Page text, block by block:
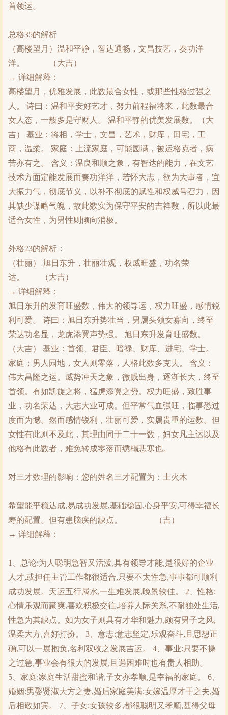
首领运。
总格35的解析
（高楼望月）温和平静，智达通畅，文昌技艺，奏功洋
洋。 （大吉）
→ 详细解释：
高楼望月，优雅发展，此数最合女性，或那些性格过强之
人。 诗曰：温和平安好艺才，努力前程福将来，此数最合
女人态，一般多是守财人。 温和平静的优美发展数。（大
吉） 基业：将相，学士，文昌，艺术，财库，田宅，工
商，温柔。 家庭：上流家庭，可能园满，被运格克者，病
苦亦有之。 含义：温良和顺之象，有智达的能力，在文艺
技术方面定能发展而奏功洋洋，若怀大志，欲为大事者，宜
大振力气，彻底节义，以补不彻底的赋性和权威号召力，因
其缺少谋略气魄，故此数实为保守平安的吉祥数，所以此最
适合女性，为男性则倾向消极。
外格23的解析：
（壮丽） 旭日东升，壮丽壮观，权威旺盛，功名荣
达。 （大吉）
→ 详细解释：
旭日东升的发育旺盛数，伟大的领导运，权力旺盛，感情锐
利可爱。 诗曰：旭日东升势壮当，男属头领女寡向，终至
荣达功名显，龙虎添翼声势强。 旭日东升发育旺盛数。
（大吉） 基业：首领、君臣、暗禄、财库、进宅、学士。
家庭；男人园地，女人则零落，人格此数多克夫。 含义：
伟大昌隆之运。威势冲天之象，微贱出身，逐渐长大，终至
首领。有如凯旋之将，猛虎添翼之势。权力旺盛，致胜事
业，功名荣达，大志大业可成。但平常气血强旺，临事恐过
度而为憾。然而感情锐利，壮丽可爱，实属贵重的运数。但
女性有此则不及此，其理由同于二十一数，妇女凡主运以及
他格有此数者，难免转成零落而绣榻悲寒也。
对三才数理的影响：您的姓名三才配置为：土火木
希望能平稳达成,易成功发展,基础稳固,心身平安,可得幸福长
寿的配置。但有患脑疾的缺点。 （吉）
→ 详细解释：
1、总论:为人聪明急智又活泼,具有领导才能,是很好的企业
人才,或担任主管工作都很适合,只要不太性急,事事都可顺利
成功发展。天运五行属水,一生难发展,晚景较佳。 2、性格:
心情乐观而豪爽,喜欢积极交往,培养人际关系,不耐独处生活,
性急为其缺点。如为女子则具有才华和魅力,颇有男子之风,
温柔大方,喜好打扮。 3、意志:意志坚定,乐观奋斗,且思想正
确,可以一展抱负,名利双收之发展吉运。 4、事业:只要不操
之过急,事业会有很大的发展,且遇困难时也有贵人相助。
5、家庭:家庭生活甜蜜和谐,子女亦孝顺,是幸福的家庭。 6、
婚姻:男娶贤淑大方之妻,婚后家庭美满;女嫁温厚才干之夫,婚
后相敬如宾。 7、子女:女孩较多,都很聪明又孝顺,甚得父母